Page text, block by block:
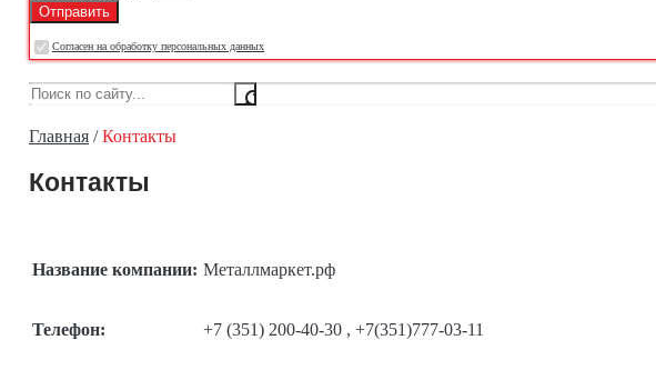
Cогласен на обработку персональных данных
Главная /Контакты
Контакты
Название компании: Металлмаркет.рф
Телефон: +7 (351) 200-40-30 , +7(351)777-03-11